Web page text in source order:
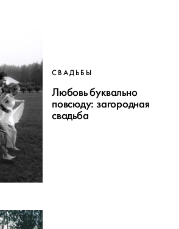
СВАДЬБЫ
Любовь буквально
повсюду: загородная
свадьба